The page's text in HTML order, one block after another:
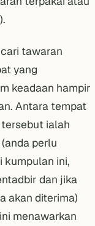
tawaran
yang
keadaan hampir
Antara tempat
ialah
(anda perlu
kumpulan ini,
dan jika
akan diterima)
menawarkan